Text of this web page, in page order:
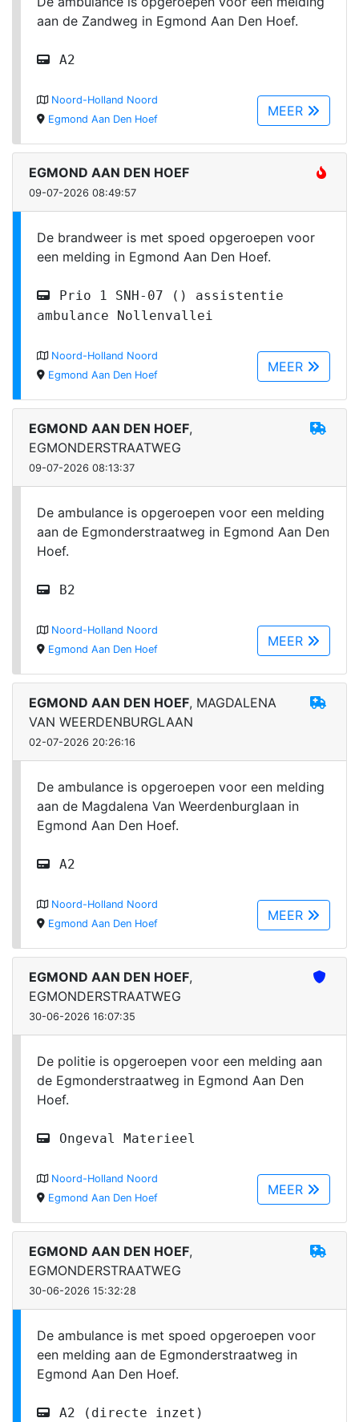
aan de Zandweg in Egmond Aan Den Hoef.
A2
MEER
Noord-Holland Noord
Egmond Aan Den Hoef
EGMOND AAN DEN HOEF
09-07-2026 08:49:57
De brandweer is met spoed opgeroepen voor
een melding in Egmond Aan Den Hoef.
Prio 1 SNH-07 () assistentie
ambulance Nollenvallei
MEER
Noord-Holland Noord
Egmond Aan Den Hoef
EGMOND AAN DEN HOEF,
EGMONDERSTRAATWEG
09-07-2026 08:13:37
De ambulance is opgeroepen voor een melding
aan de Egmonderstraatweg in Egmond Aan Den
Hoef.
B2
MEER
Noord-Holland Noord
Egmond Aan Den Hoef
EGMOND AAN DEN HOEF, MAGDALENA
VAN WEERDENBURGLAAN
02-07-2026 20:26:16
De ambulance is opgeroepen voor een melding
aan de Magdalena Van Weerdenburglaan in
Egmond Aan Den Hoef.
A2
MEER
Noord-Holland Noord
Egmond Aan Den Hoef
EGMOND AAN DEN HOEF,
EGMONDERSTRAATWEG
30-06-2026 16:07:35
De politie is opgeroepen voor een melding aan
de Egmonderstraatweg in Egmond Aan Den
Hoef.
Ongeval Materieel
MEER
Noord-Holland Noord
Egmond Aan Den Hoef
EGMOND AAN DEN HOEF,
EGMONDERSTRAATWEG
30-06-2026 15:32:28
De ambulance is met spoed opgeroepen voor
een melding aan de Egmonderstraatweg in
Egmond Aan Den Hoef.
A2 (directe inzet)